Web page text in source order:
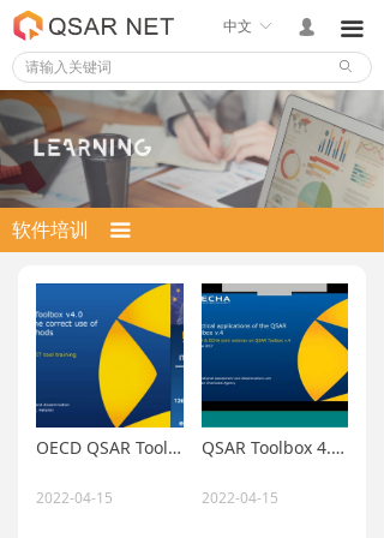
ꄙ
넙
ꀅ
中文 끀
OECD QSAR Toolbox 介绍
2022-04-15
QSAR Toolbox 4.0特点及应用实例
2022-04-15
软件培训 끀